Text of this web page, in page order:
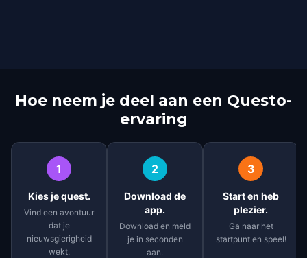
Hoe neem je deel aan een Questo-
ervaring
1
Kies je quest.
Vind een avontuur
dat je
nieuwsgierigheid
wekt.
2
Download de
app.
Download en meld
je in seconden
aan.
3
Start en heb
plezier.
Ga naar het
startpunt en speel!